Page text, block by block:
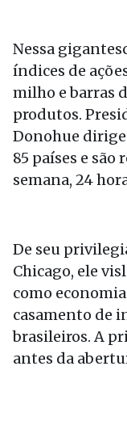
Nessa
índices de
milho e barras
produtos.
Donohue
85 países e são
semana, 24
De seu
Chicago, ele
como
casamento de
brasileiros. A
antes da